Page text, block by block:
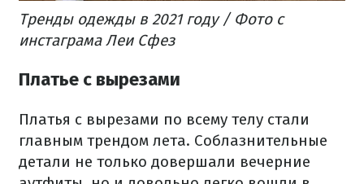
Тренды одежды в 2021 году / Фото с
инстаграма Леи Сфез
Платье с вырезами
Платья с вырезами по всему телу стали
главным трендом лета. Соблазнительные
детали не только довершали вечерние